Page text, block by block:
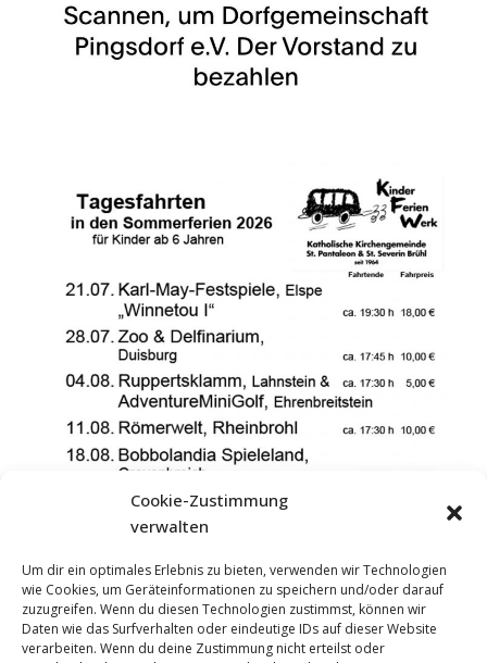
Cookie-Zustimmung
verwalten
Um dir ein optimales Erlebnis zu bieten, verwenden wir Technologien
wie Cookies, um Geräteinformationen zu speichern und/oder darauf
zuzugreifen. Wenn du diesen Technologien zustimmst, können wir
Daten wie das Surfverhalten oder eindeutige IDs auf dieser Website
verarbeiten. Wenn du deine Zustimmung nicht erteilst oder